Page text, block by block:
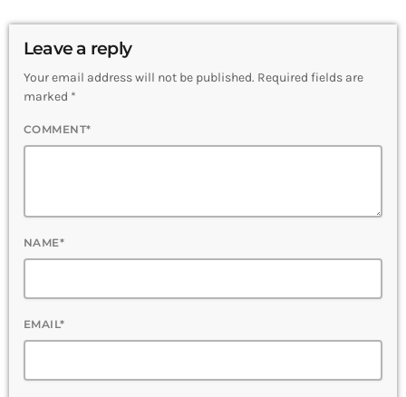
Leave a reply
Your email address will not be published. Required fields are
marked *
COMMENT*
NAME*
EMAIL*